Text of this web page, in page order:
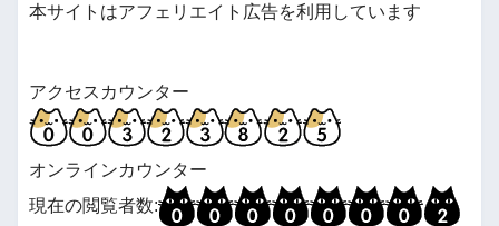
本サイトはアフェリエイト広告を利用しています
アクセスカウンター
オンラインカウンター
現在の閲覧者数: